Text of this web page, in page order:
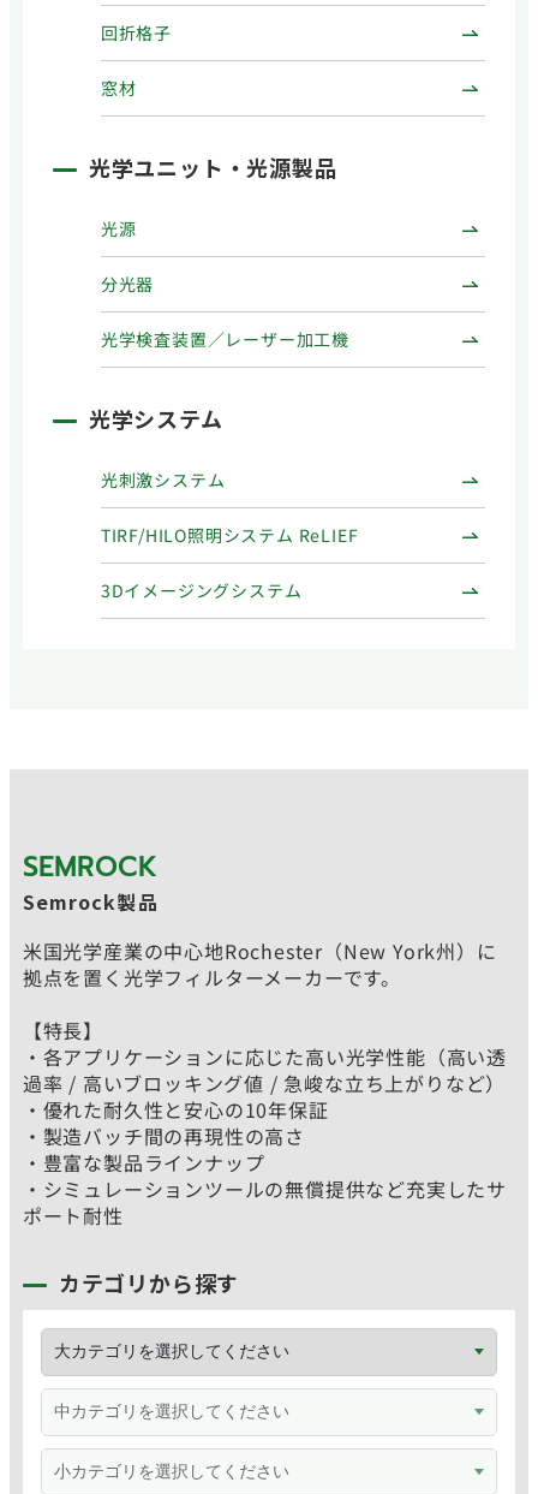
回折格子
窓材
光学ユニット・光源製品
光源
分光器
光学検査装置／レーザー加工機
光学システム
光刺激システム
TIRF/HILO照明システム ReLIEF
3Dイメージングシステム
SEMROCK
Semrock製品
米国光学産業の中心地Rochester（New York州）に
拠点を置く光学フィルターメーカーです。
【特長】
・各アプリケーションに応じた高い光学性能（高い透
過率 / 高いブロッキング値 / 急峻な立ち上がりなど）
・優れた耐久性と安心の10年保証
・製造バッチ間の再現性の高さ
・豊富な製品ラインナップ
・シミュレーションツールの無償提供など充実したサ
ポート耐性
カテゴリから探す